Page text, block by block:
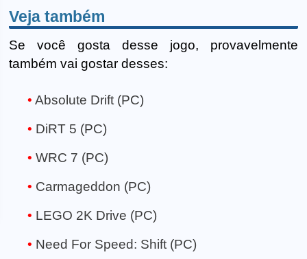
Veja também
Se você gosta desse jogo, provavelmente
também vai gostar desses:
Absolute Drift (PC)
DiRT 5 (PC)
WRC 7 (PC)
Carmageddon (PC)
LEGO 2K Drive (PC)
Need For Speed: Shift (PC)